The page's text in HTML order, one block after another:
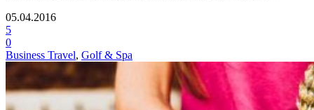
05.04.2016
5
0
Business Travel, Golf & Spa